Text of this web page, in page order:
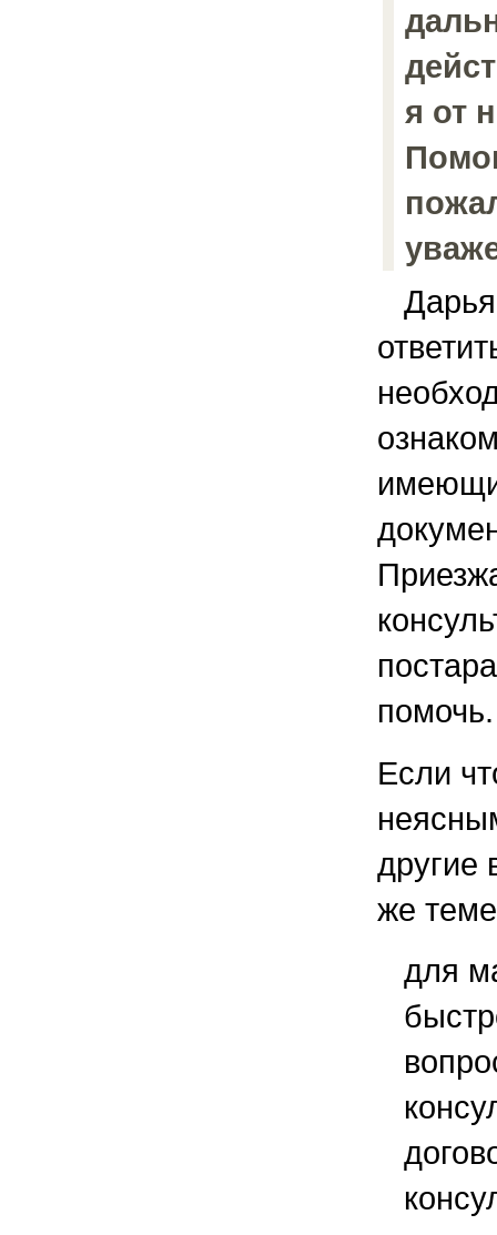
я от
помочь.
Если
другие
же
для